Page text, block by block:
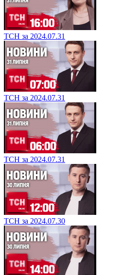
ТСН за 2024.07.31
ТСН за 2024.07.31
ТСН за 2024.07.31
ТСН за 2024.07.30